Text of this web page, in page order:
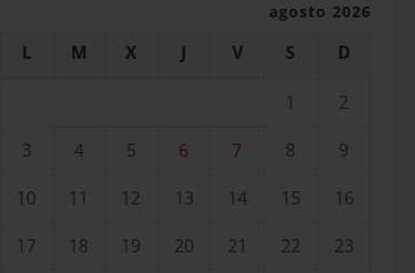
agosto 2026
L M X J V S D
1
2
3
4 5 6 7 8
9
10
11 12 13 14 15
16
17
18 19 20 21 22
23